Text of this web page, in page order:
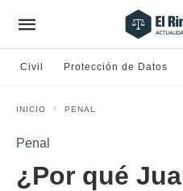
Civil Protección de Datos
INICIO PENAL
Penal
¿Por qué